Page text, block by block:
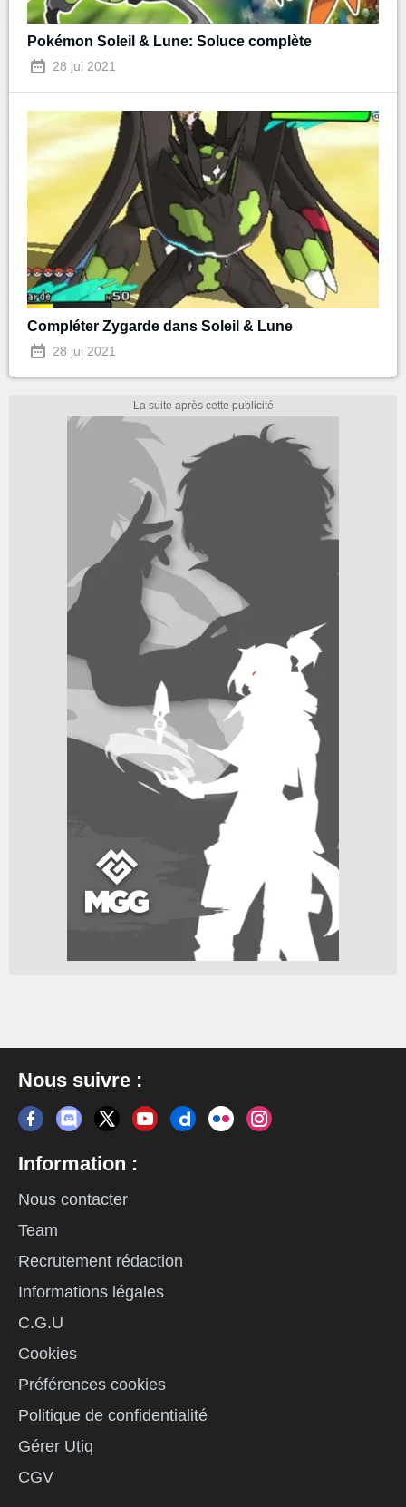
Pokémon Soleil & Lune: Soluce complète
28 jui 2021
Compléter Zygarde dans Soleil & Lune
28 jui 2021
Nous suivre :
Information :
Nous contacter
Team
Recrutement rédaction
Informations légales
C.G.U
Cookies
Préférences cookies
Politique de confidentialité
Gérer Utiq
CGV